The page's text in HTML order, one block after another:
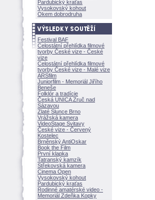
Pardubický kraťas
Vysokovský kohout
Okem dobrodruha
Festival BAF
Celostátní přehlídka filmové
tvorby České vize - České
vize
Celostátní přehlídka filmové
tvorby České vize - Malé vize
ARSfilm
Juniorfilm - Memoriál Jiřího
Beneše
Folklór a tradície
Česká UNICA Zruč nad
Sázavou
Zlaté Slunce Brno
Vrážská kamera
VideoStage Svitavy
České vize - Červený
Kostelec
Brněnský AntiOskar
Book the Film
První klapka
Tatranský kamzík
Střekovská kamera
Cinema Open
Vysokovský kohout
Pardubický kraťas
Rodinné amatérské video -
Memoriál Zdeňka Kopky